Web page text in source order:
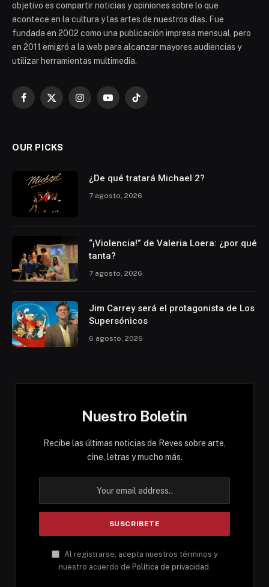
objetivo es compartir noticias y opiniones sobre lo que
acontece en la cultura y las artes de nuestros días. Fue
fundada en 2002 como una publicación impresa mensual, pero
en 2011 emigró a la web para alcanzar mayores audiencias y
utilizar herramientas multimedia.
Facebook
X
InstagramYouTubeTikTok
OUR PICKS
¿De qué tratará Michael 2?
7 agosto, 2026
“¡Violencia!” de Valeria Loera: ¿por qué
tanta?
7 agosto, 2026
Jim Carrey será el protagonista de Los
Supersónicos
6 agosto, 2026
Nuestro Boletin
Recibe las últimas noticias de Reves sobre arte,
cine, letras y mucho más.
Al registrarse, acepta nuestros términos y
nuestro acuerdo de Política de privacidad .